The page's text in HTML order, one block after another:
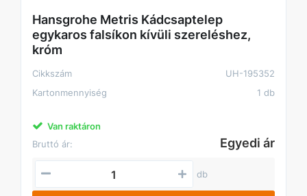
Hansgrohe Metris Kádcsaptelep
egykaros falsíkon kívüli szereléshez,
króm
Cikkszám
UH-195352
Kartonmennyiség
1 db
Van raktáron
Bruttó ár:
Egyedi ár
db